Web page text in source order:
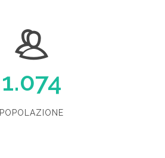
1.074
POPOLAZIONE